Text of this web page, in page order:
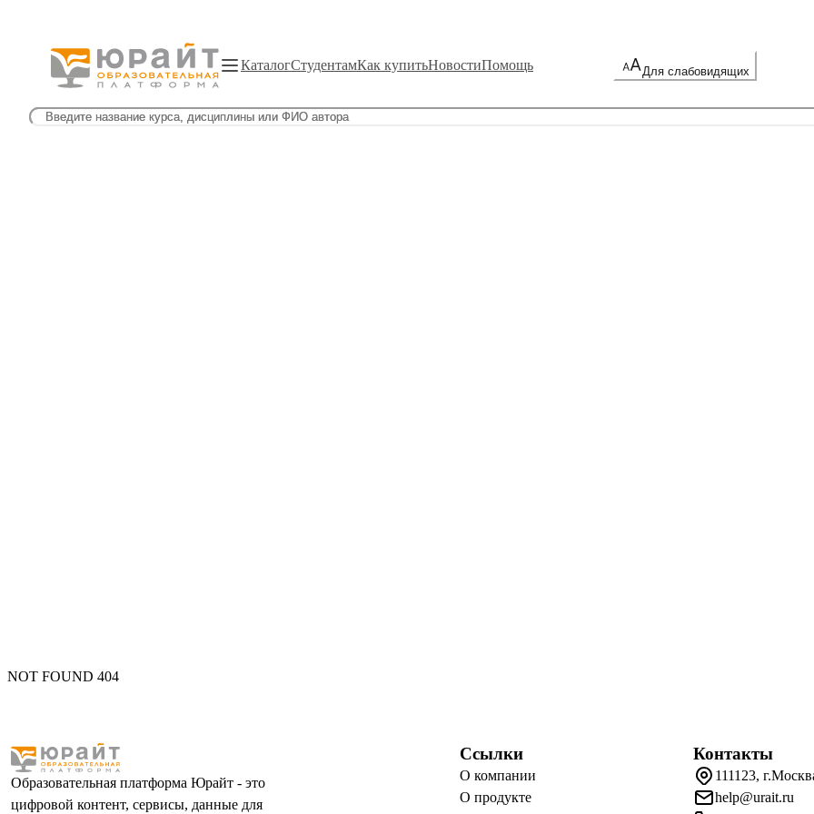
КаталогСтудентамКак купитьНовостиПомощь Для слабовидящих
NOT FOUND 404
Образовательная платформа Юрайт - это
цифровой контент, сервисы, данные для
Ссылки
О компании
О продукте
Контакты
111123,
help@urait.ru